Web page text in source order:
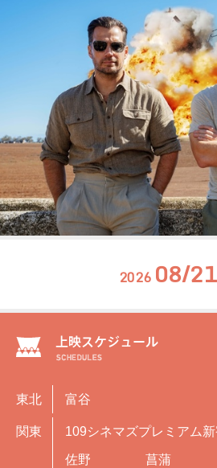
2026 08/21
東北 富谷
関東 109シネマズプレミアム新
佐野 菖蒲